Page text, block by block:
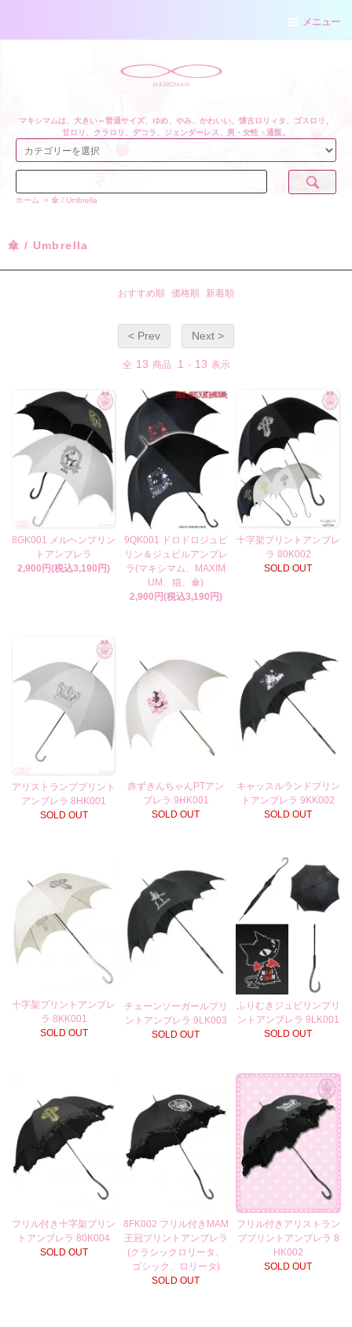
メニュー
マキシマムは、大きい～普通サイズ、ゆめ、やみ、かわいい、懐古ロリィタ、ゴスロリ、
甘ロリ、クラロリ、デコラ、ジェンダーレス、男・女性・通販。
ホーム > 傘 / Umbrella
傘 / Umbrella
おすすめ順 価格順 新着順
< Prev Next >
全 13 商品 1 - 13 表示
8GK001 メルヘンプリン
トアンブレラ
2,900円(税込3,190円)
9QK001 ドロドロジュピ
リン＆ジュビルアンブレ
ラ(マキシマム、MAXIM
UM、猫、傘)
2,900円(税込3,190円)
十字架プリントアンブレ
ラ 80K002
SOLD OUT
アリストランププリント
アンブレラ 8HK001
SOLD OUT
赤ずきんちゃんPTアン
ブレラ 9HK001
SOLD OUT
キャッスルランドプリン
トアンブレラ 9KK002
SOLD OUT
十字架プリントアンブレ
ラ 8KK001
SOLD OUT
チェーンソーガールプリ
ントアンブレラ 9LK003
SOLD OUT
ふりむきジュピリンプリ
ントアンブレラ 9LK001
SOLD OUT
フリル付き十字架プリン
トアンブレラ 80K004
SOLD OUT
8FK002 フリル付きMAM
王冠プリントアンブレラ
(クラシックロリータ、
ゴシック、ロリータ)
SOLD OUT
フリル付きアリストラン
ププリントアンブレラ 8
HK002
SOLD OUT